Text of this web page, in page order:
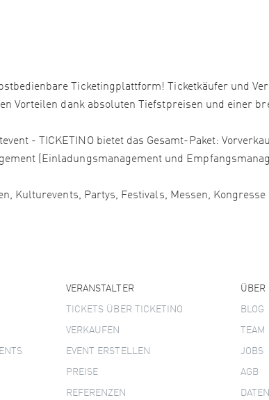
Ticketingplattform! Ticketkäufer und
Vorteilen dank absoluten Tiefstpreisen und einer
- TICKETINO bietet das Gesamt-Paket:
(Einladungsmanagement und
Kulturevents, Partys, Festivals, Messen,
VERANSTALTER
TICKETS ÜBER TICKETINO
VERKAUFEN
EVENT ERSTELLEN
PREISE
REFERENZEN
ÜBER
BLOG
TEAM
JOBS
AGB